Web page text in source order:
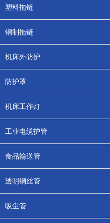
塑料拖链
钢制拖链
机床外防护
防护罩
机床工作灯
工业电缆护管
食品输送管
透明钢丝管
吸尘管